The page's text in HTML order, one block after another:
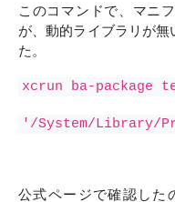
このコマンドで、マニ
が、動的ライブラリが
た。
xcrun ba-package
'/System/Library/
公式ページで確認した